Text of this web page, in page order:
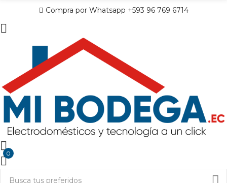
Compra por Whatsapp +593 96 769 6714
0